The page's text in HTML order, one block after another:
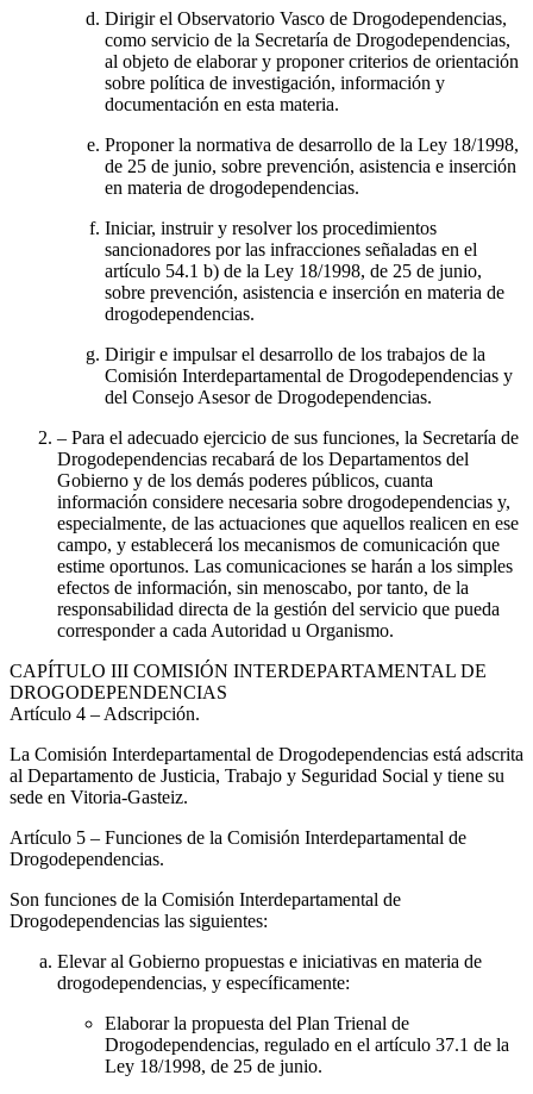
Dirigir el Observatorio Vasco de Drogodependencias,
como servicio de la Secretaría de Drogodependencias,
al objeto de elaborar y proponer criterios de orientación
sobre política de investigación, información y
documentación en esta materia.
Proponer la normativa de desarrollo de la Ley 18/1998,
de 25 de junio, sobre prevención, asistencia e inserción
en materia de drogodependencias.
Iniciar, instruir y resolver los procedimientos
sancionadores por las infracciones señaladas en el
artículo 54.1 b) de la Ley 18/1998, de 25 de junio,
sobre prevención, asistencia e inserción en materia de
drogodependencias.
Dirigir e impulsar el desarrollo de los trabajos de la
Comisión Interdepartamental de Drogodependencias y
del Consejo Asesor de Drogodependencias.
– Para el adecuado ejercicio de sus funciones, la Secretaría de
Drogodependencias recabará de los Departamentos del
Gobierno y de los demás poderes públicos, cuanta
información considere necesaria sobre drogodependencias y,
especialmente, de las actuaciones que aquellos realicen en ese
campo, y establecerá los mecanismos de comunicación que
estime oportunos. Las comunicaciones se harán a los simples
efectos de información, sin menoscabo, por tanto, de la
responsabilidad directa de la gestión del servicio que pueda
corresponder a cada Autoridad u Organismo.
CAPÍTULO III COMISIÓN INTERDEPARTAMENTAL DE
DROGODEPENDENCIAS
Artículo 4 – Adscripción.
La Comisión Interdepartamental de Drogodependencias está adscrita
al Departamento de Justicia, Trabajo y Seguridad Social y tiene su
sede en Vitoria-Gasteiz.
Artículo 5 – Funciones de la Comisión Interdepartamental de
Drogodependencias.
Son funciones de la Comisión Interdepartamental de
Drogodependencias las siguientes:
Elevar al Gobierno propuestas e iniciativas en materia de
drogodependencias, y específicamente:
Elaborar la propuesta del Plan Trienal de
Drogodependencias, regulado en el artículo 37.1 de la
Ley 18/1998, de 25 de junio.